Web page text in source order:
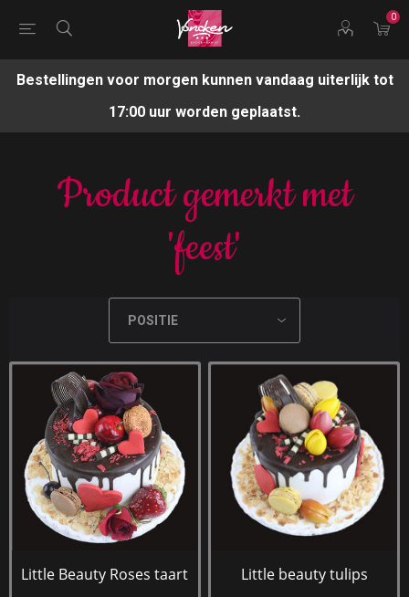
0
Bestellingen voor morgen kunnen vandaag uiterlijk tot
17:00 uur worden geplaatst.
Product gemerkt met
'feest'
Little Beauty Roses taart Little beauty tulips